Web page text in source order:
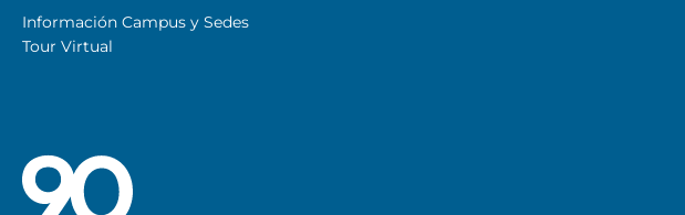
Información Campus y Sedes
Tour Virtual